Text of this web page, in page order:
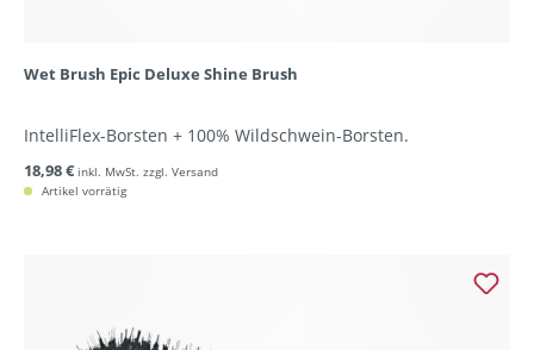
Wet Brush Epic Deluxe Shine Brush
IntelliFlex-Borsten + 100% Wildschwein-Borsten.
18,98 € inkl. MwSt. zzgl. Versand
Artikel vorrätig